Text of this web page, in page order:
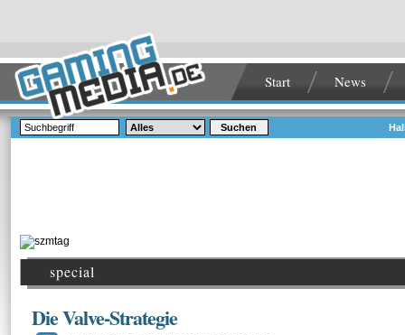
Start News
Suchen
special
Die Valve-Strategie